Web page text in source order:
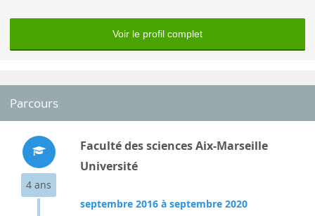
Voir le profil complet
Parcours
4 ans
Faculté des sciences Aix-Marseille
Université
septembre 2016 à septembre 2020